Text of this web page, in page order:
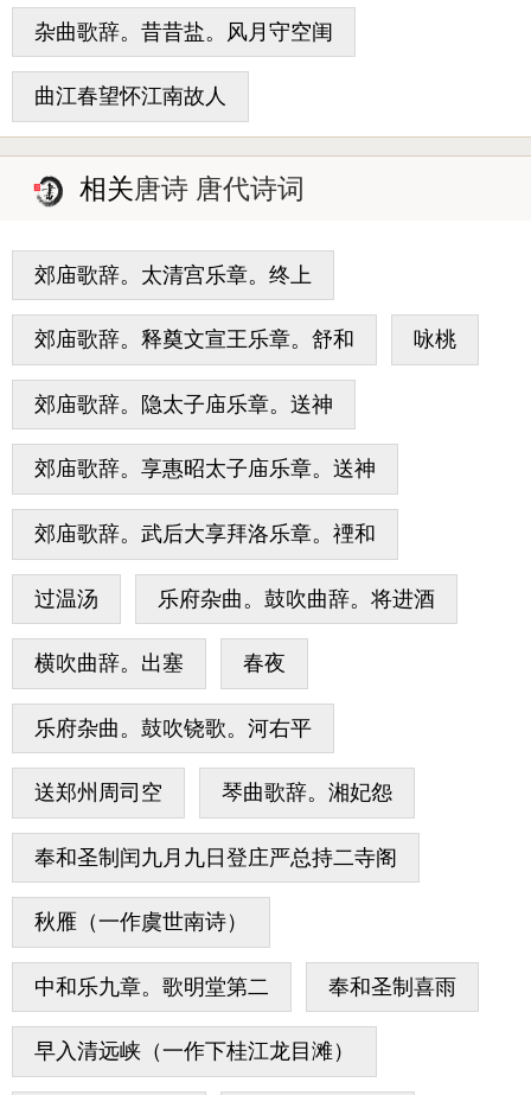
杂曲歌辞。昔昔盐。风月守空闺
曲江春望怀江南故人
相关唐诗 唐代诗词
郊庙歌辞。太清宫乐章。终上
郊庙歌辞。释奠文宣王乐章。舒和 咏桃
郊庙歌辞。隐太子庙乐章。送神
郊庙歌辞。享惠昭太子庙乐章。送神
郊庙歌辞。武后大享拜洛乐章。禋和
过温汤 乐府杂曲。鼓吹曲辞。将进酒
横吹曲辞。出塞 春夜
乐府杂曲。鼓吹铙歌。河右平
送郑州周司空 琴曲歌辞。湘妃怨
奉和圣制闰九月九日登庄严总持二寺阁
秋雁（一作虞世南诗）
中和乐九章。歌明堂第二 奉和圣制喜雨
早入清远峡（一作下桂江龙目滩）